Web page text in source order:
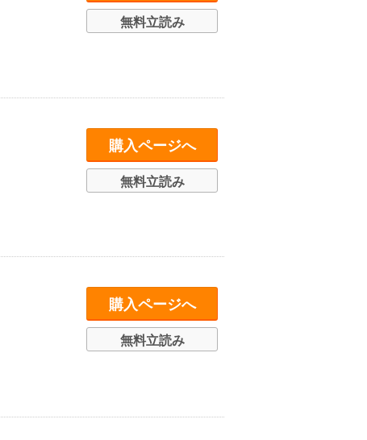
無料立読み
購入ページへ
無料立読み
購入ページへ
無料立読み